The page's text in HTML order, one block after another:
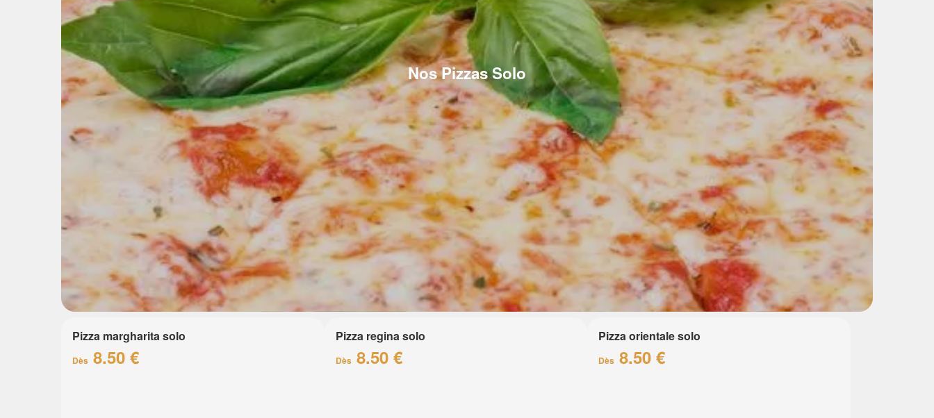
Nos Pizzas Solo
Pizza margharita solo
Dès 8.50 €
Pizza regina solo
Dès 8.50 €
Pizza orientale solo
Dès 8.50 €